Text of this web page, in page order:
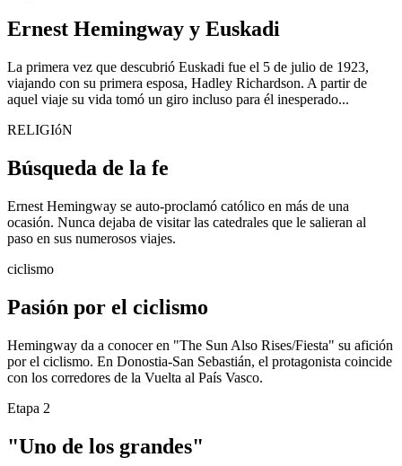
Ernest Hemingway y Euskadi
La primera vez que descubrió Euskadi fue el 5 de julio de 1923,
viajando con su primera esposa, Hadley Richardson. A partir de
aquel viaje su vida tomó un giro incluso para él inesperado...
RELIGIóN
Búsqueda de la fe
Ernest Hemingway se auto-proclamó católico en más de una
ocasión. Nunca dejaba de visitar las catedrales que le salieran al
paso en sus numerosos viajes.
ciclismo
Pasión por el ciclismo
Hemingway da a conocer en "The Sun Also Rises/Fiesta" su afición
por el ciclismo. En Donostia-San Sebastián, el protagonista coincide
con los corredores de la Vuelta al País Vasco.
Etapa 2
"Uno de los grandes"